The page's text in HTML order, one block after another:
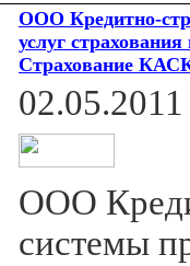
ООО Кредитно-
услуг
Страхование
02.05.2011
ООО
системы